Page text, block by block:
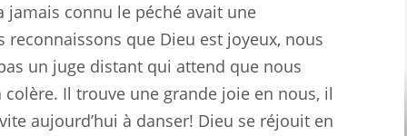
jamais connu le péché avait une
que Dieu est joyeux, nous
un juge distant qui attend que nous
Il trouve une grande joie en nous, il
aujourd’hui à danser! Dieu se réjouit en